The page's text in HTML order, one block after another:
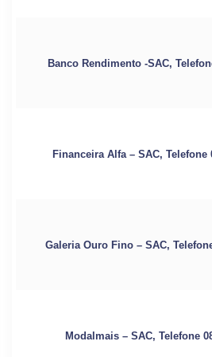
Banco Rendimento -SAC,
Financeira Alfa – SAC, Telefone
Galeria Ouro Fino – SAC,
Modalmais – SAC, Telefone